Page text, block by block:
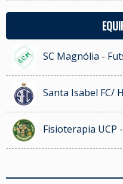
SC Magnólia -
Santa Isabel FC/
Fisioterapia UCP